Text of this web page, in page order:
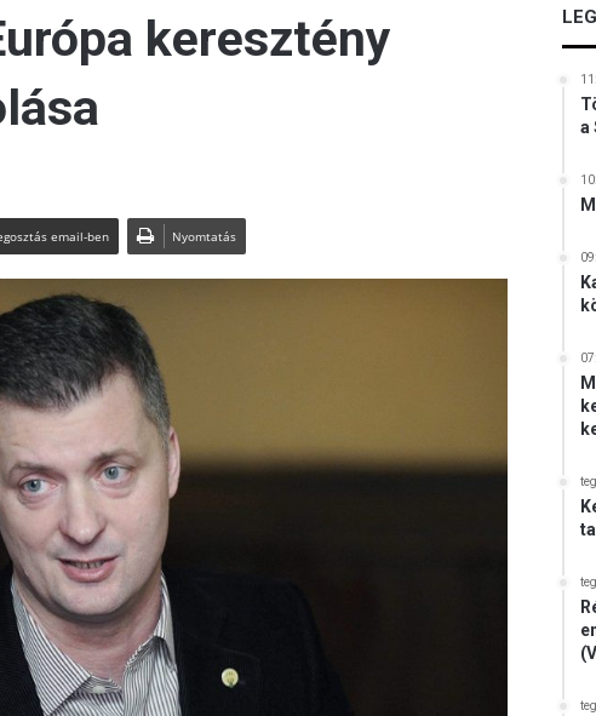
keresztény
email-ben Nyomtatás
a